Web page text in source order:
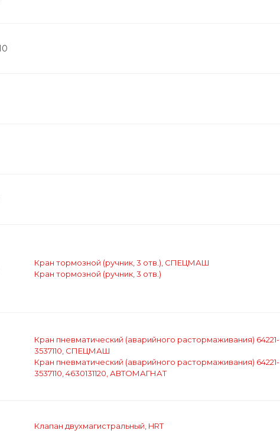
Кран тормозной (ручник, 3 отв.), СПЕЦМАШ
Кран тормозной (ручник, 3 отв.)
Кран пневматический (аварийного растормаживания) 64221-
3537110, СПЕЦМАШ
Кран пневматический (аварийного растормаживания) 64221-
3537110, 4630131120, АВТОМАГНАТ
Клапан двухмагистральный, HRT